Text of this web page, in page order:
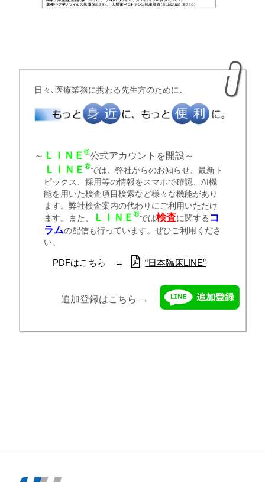
日々､医療業務に携わる先生方のために､
～ ＬＩＮＥ ®公式アカウントを開設～
ＬＩＮＥ ®では、弊社からのお知らせ、最新ト
ピックス、採用等の情報をスマホで確認、AI機
能を用いた検査項目検索など様々な機能があり
ます。弊社検査案内の代わりにご利用いただけ
ます。また、
ＬＩＮＥ ®では検査に関する コ
ラムの配信も行っています。ぜひご利用くださ
い。
PDFはこちら → “日本臨床LINE”
追加登録はこちら →